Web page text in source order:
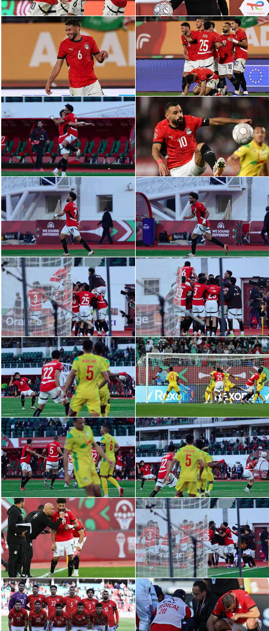
أقسام خاصة
Gamers
ميركاتو
تحقيق في الجول
تقرير في الجول
تحليل في الجول
حكايات في الجول
كويز في الجول
فيديو في الجول